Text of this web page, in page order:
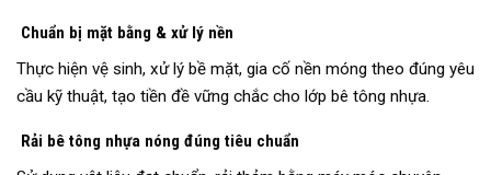
Chuẩn bị mặt bằng & xử lý nền
Thực hiện vệ sinh, xử lý bề mặt, gia cố nền móng theo đúng yêu
cầu kỹ thuật, tạo tiền đề vững chắc cho lớp bê tông nhựa.
Rải bê tông nhựa nóng đúng tiêu chuẩn